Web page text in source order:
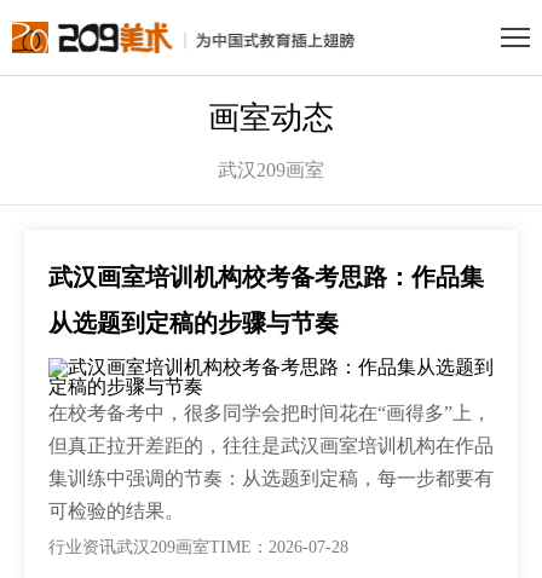
画室动态
武汉209画室
武汉画室培训机构校考备考思路：作品集
从选题到定稿的步骤与节奏
在校考备考中，很多同学会把时间花在“画得多”上，
但真正拉开差距的，往往是武汉画室培训机构在作品
集训练中强调的节奏：从选题到定稿，每一步都要有
可检验的结果。
行业资讯武汉209画室TIME：2026-07-28